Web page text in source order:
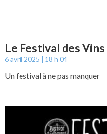
Le Festival des
6 avril 2025 18 h 04
Un festival à ne pas manquer